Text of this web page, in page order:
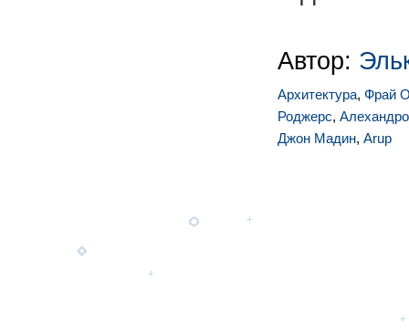
Автор:
Архитектура, Фрай
Роджерс,
Джон Мадин, Arup